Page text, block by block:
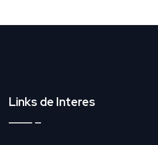
Links de Interes